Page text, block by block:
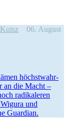
06. August
höchst­wahr­
an die Macht –
radika­leren
und
Guardian.